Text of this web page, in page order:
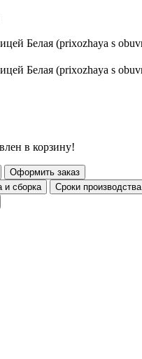
в корзину!
Оформить заказ
и сборка Сроки производства